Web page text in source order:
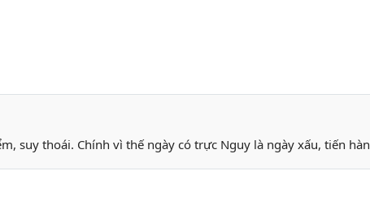
suy thoái. Chính vì thế ngày có trực Nguy là ngày xấu, tiến